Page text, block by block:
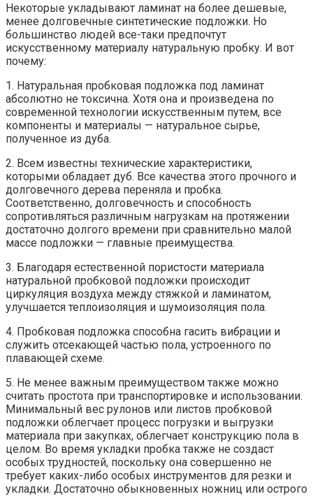
Некоторые укладывают ламинат на более дешевые,
менее долговечные синтетические подложки. Но
большинство людей все-таки предпочтут
искусственному материалу натуральную пробку. И вот
почему:
1. Натуральная пробковая подложка под ламинат
абсолютно не токсична. Хотя она и произведена по
современной технологии искусственным путем, все
компоненты и материалы — натуральное сырье,
полученное из дуба.
2. Всем известны технические характеристики,
которыми обладает дуб. Все качества этого прочного и
долговечного дерева переняла и пробка.
Соответственно, долговечность и способность
сопротивляться различным нагрузкам на протяжении
достаточно долгого времени при сравнительно малой
массе подложки — главные преимущества.
3. Благодаря естественной пористости материала
натуральной пробковой подложки происходит
циркуляция воздуха между стяжкой и ламинатом,
улучшается теплоизоляция и шумоизоляция пола.
4. Пробковая подложка способна гасить вибрации и
служить отсекающей частью пола, устроенного по
плавающей схеме.
5. Не менее важным преимуществом также можно
считать простота при транспортировке и использовании.
Минимальный вес рулонов или листов пробковой
подложки облегчает процесс погрузки и выгрузки
материала при закупках, облегчает конструкцию пола в
целом. Во время укладки пробка также не создаст
особых трудностей, поскольку она совершенно не
требует каких-либо особых инструментов для резки и
укладки. Достаточно обыкновенных ножниц или острого